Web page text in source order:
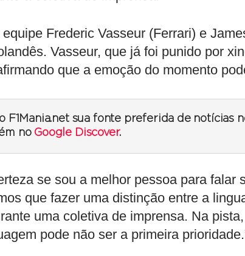
Frederic Vasseur (Ferrari) e
Vasseur, que já foi punido por
que a emoção do momento
F1Mania.net sua fonte preferida de notícias
no Google Discover.
se sou a melhor pessoa para falar
que fazer uma distinção entre a
uma coletiva de imprensa. Na
pode não ser a primeira